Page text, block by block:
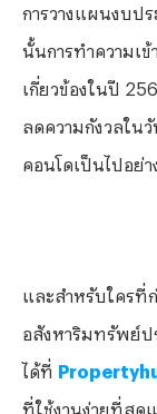
การวางแผนงบป
นั้นการทำความเข้
เกี่ยวข้องในปี
ลดความกังวลใน
คอนโดเป็นไปอย่
และสำหรับใครที่
อสังหาริมทรัพย์ป
ได้ที่
ที่ใช้งานง่ายที่สุด